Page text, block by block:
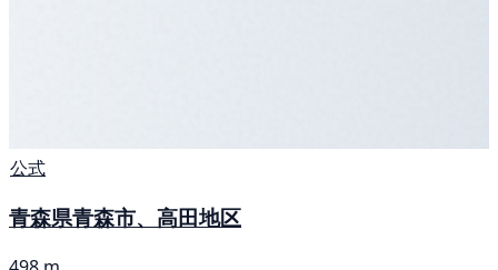
公式
青森県青森市、高田地区